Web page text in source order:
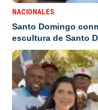
NACIONALES
Santo Domingo
escultura de Santo